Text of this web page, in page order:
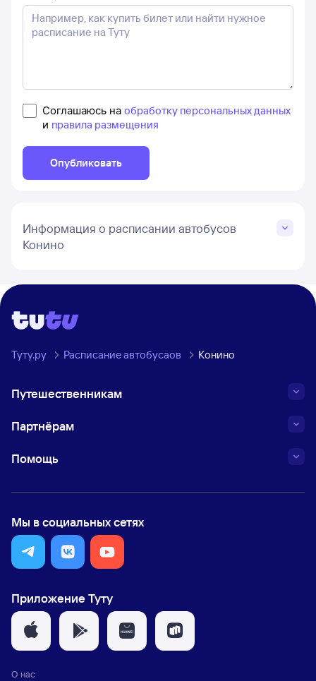
Соглашаюсь на обработку персональных данных
и правила размещения
Опубликовать
Информация о расписании автобусов
Конино
Туту.ру Расписание автобусаов Конино
Путешественникам
Партнёрам
Помощь
Мы в социальных сетях
Приложение Туту
О нас